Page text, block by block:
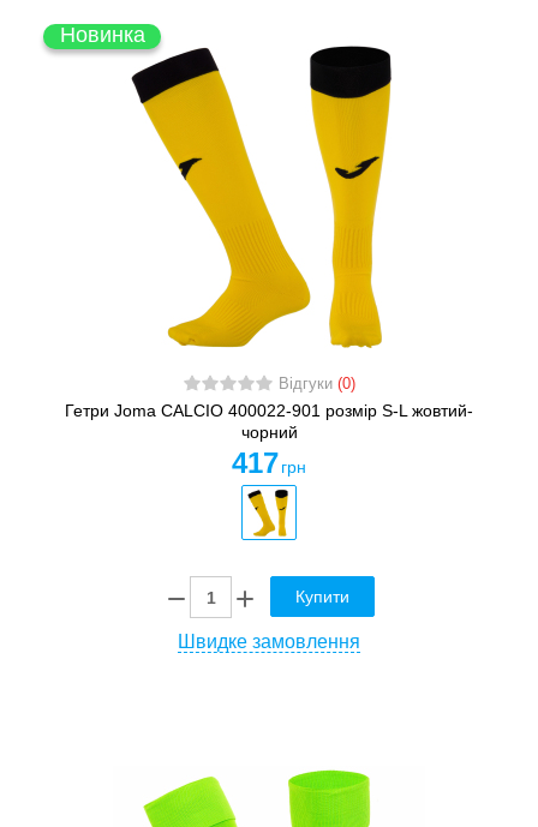
Новинка
Відгуки (0)
Гетри Joma CALCIO 400022-901 розмір S-L жовтий-
чорний
417 грн
Купити
Швидке замовлення